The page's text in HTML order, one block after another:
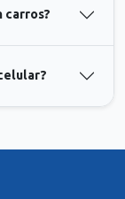
carros?